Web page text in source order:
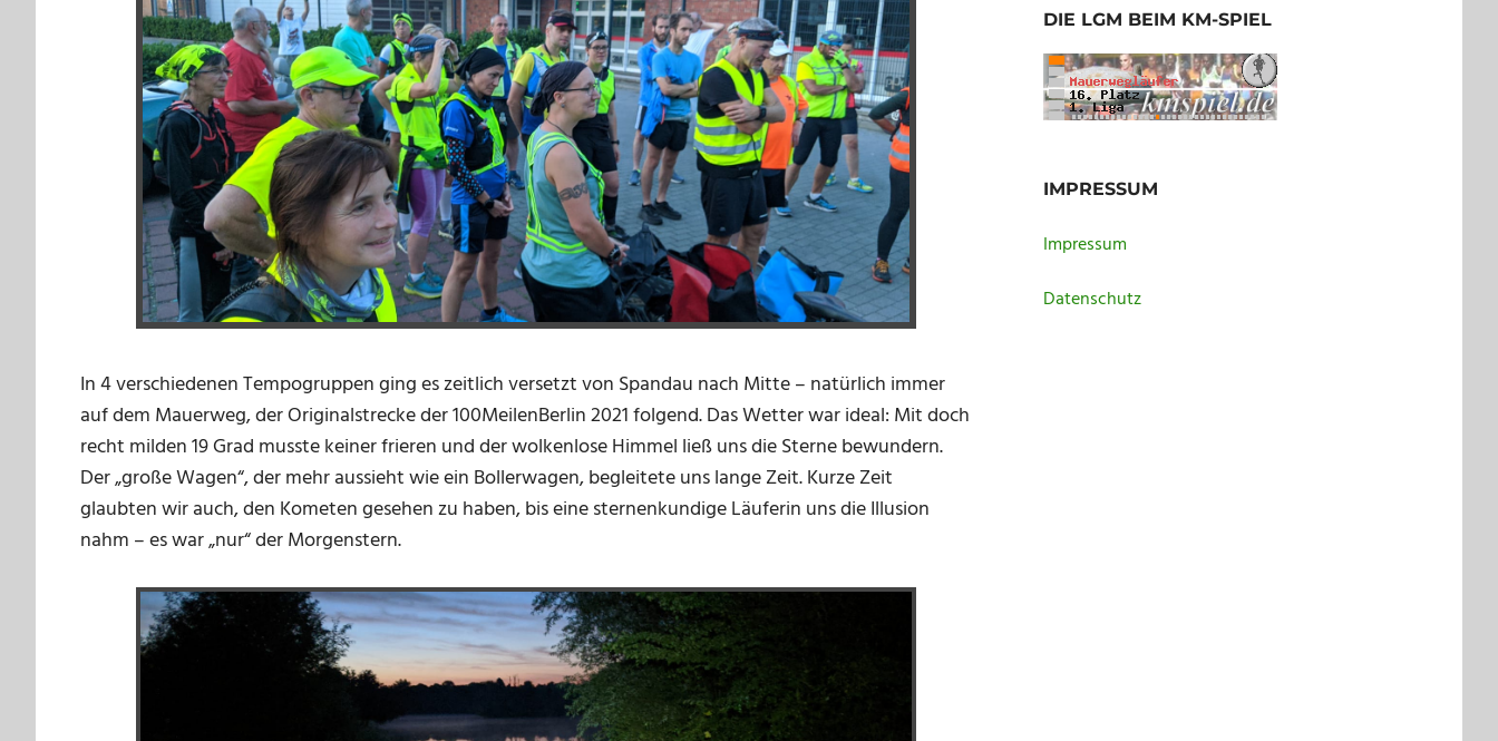
In 4 verschiedenen Tempogruppen ging es zeitlich versetzt von Spandau nach Mitte – natürlich immer
auf dem Mauerweg, der Originalstrecke der 100MeilenBerlin 2021 folgend. Das Wetter war ideal: Mit doch
recht milden 19 Grad musste keiner frieren und der wolkenlose Himmel ließ uns die Sterne bewundern.
Der „große Wagen“, der mehr aussieht wie ein Bollerwagen, begleitete uns lange Zeit. Kurze Zeit
glaubten wir auch, den Kometen gesehen zu haben, bis eine sternenkundige Läuferin uns die Illusion
nahm – es war „nur“ der Morgenstern.
DIE LGM BEIM KM-SPIEL
IMPRESSUM
Impressum
Datenschutz